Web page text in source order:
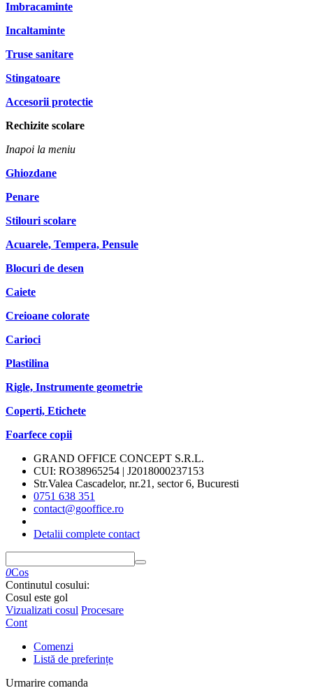
Imbracaminte
Incaltaminte
Truse sanitare
Stingatoare
Accesorii protectie
Rechizite scolare
Inapoi la meniu
Ghiozdane
Penare
Stilouri scolare
Acuarele, Tempera, Pensule
Blocuri de desen
Caiete
Creioane colorate
Carioci
Plastilina
Rigle, Instrumente geometrie
Coperti, Etichete
Foarfece copii
GRAND OFFICE CONCEPT S.R.L.
CUI: RO38965254 | J2018000237153
Str.Valea Cascadelor, nr.21, sector 6, Bucuresti
0751 638 351
contact@gooffice.ro
Detalii complete contact
0Cos
Continutul cosului:
Cosul este gol
Vizualizati cosul Procesare
Cont
Comenzi
Listă de preferințe
Urmarire comanda